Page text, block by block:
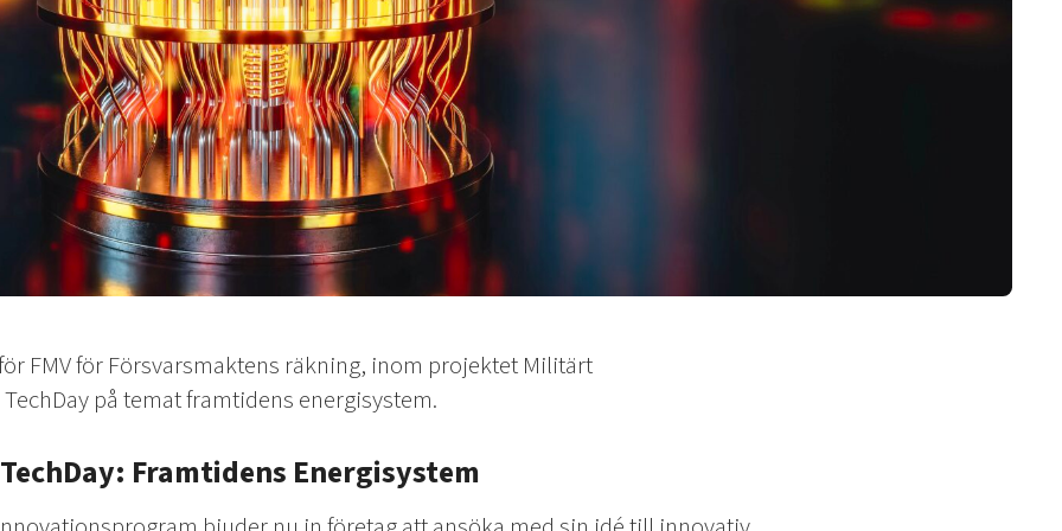
FMV för Försvarsmaktens räkning, inom projektet Militärt
på temat framtidens energisystem.
Framtidens Energisystem